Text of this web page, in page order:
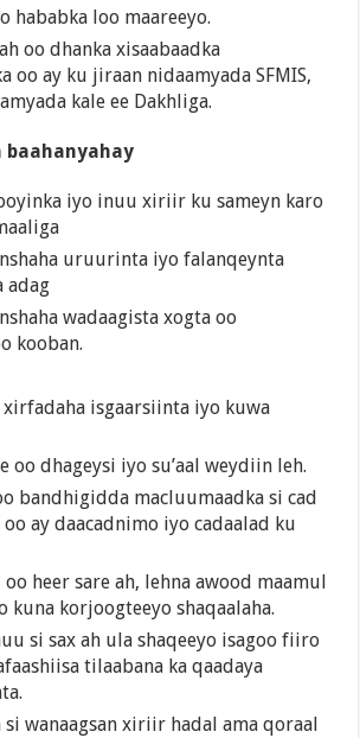
hababka loo maareeyo.
oo dhanka xisaabaadka
oo ay ku jiraan nidaamyada SFMIS,
kale ee Dakhliga.
baahanyahay
iyo inuu xiriir ku sameyn karo
uruurinta iyo falanqeynta
adag
wadaagista xogta oo
kooban.
xirfadaha isgaarsiinta iyo kuwa
oo dhageysi iyo su’aal weydiin leh.
bandhigidda macluumaadka si cad
ay daacadnimo iyo cadaalad ku
heer sare ah, lehna awood maamul
kuna korjoogteeyo shaqaalaha.
si sax ah ula shaqeeyo isagoo fiiro
tilaabana ka qaadaya
wanaagsan xiriir hadal ama qoraal